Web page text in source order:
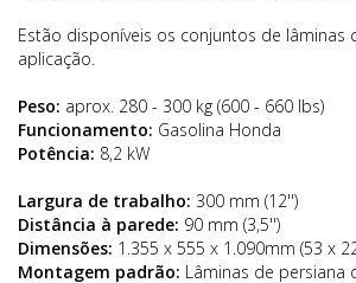
Estão disponíveis os conjuntos de lâminas
aplicação.
Peso: aprox. 280 - 300 kg (600 - 660 lbs)
Funcionamento: Gasolina Honda
Potência: 8,2 kW
Largura de trabalho: 300 mm (12'')
Distância à parede: 90 mm (3,5'')
Dimensões: 1.355 x 555 x 1.090mm (53 x
Montagem padrão: Lâminas de persiana